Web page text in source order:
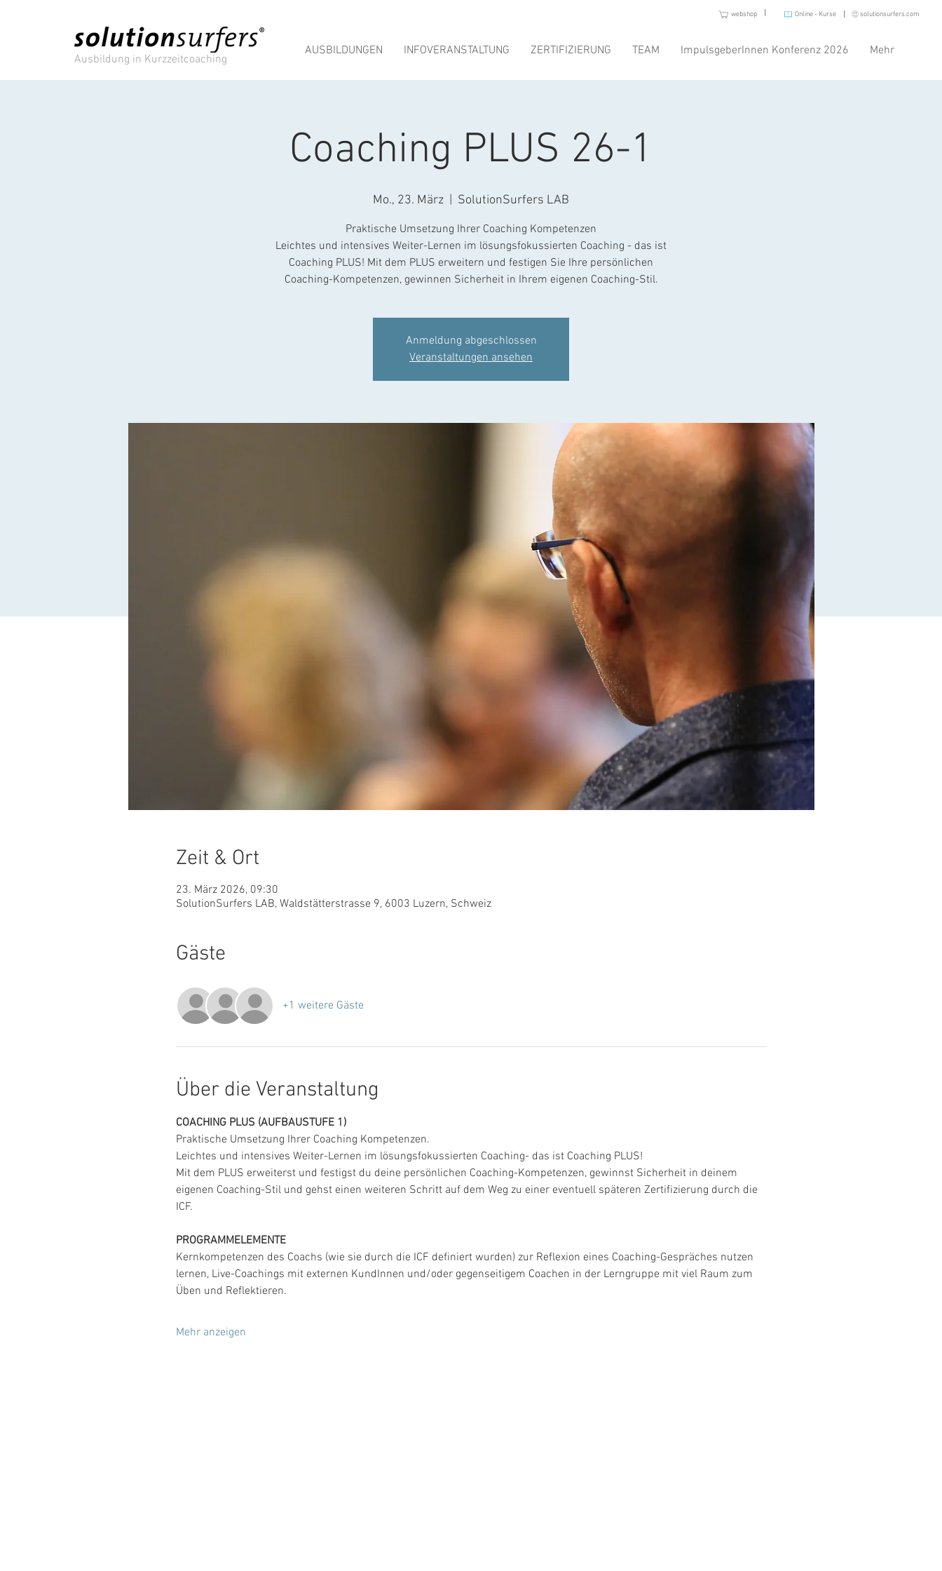
AUSBILDUNGEN INFOVERANSTALTUNG ZERTIFIZIERUNG TEAM ImpulsgeberInnen Konferenz 2026 Mehr
I
webshop Online - Kurse
I solutionsurfers.com
Ausbildung in Kurzzeitcoaching
Coaching PLUS 26-1
Mo., 23. März SolutionSurfers LAB
Praktische Umsetzung Ihrer Coaching Kompetenzen
Leichtes und intensives Weiter-Lernen im lösungsfokussierten Coaching - das ist
Coaching PLUS! Mit dem PLUS erweitern und festigen Sie Ihre persönlichen
Coaching-Kompetenzen, gewinnen Sicherheit in Ihrem eigenen Coaching-Stil.
Anmeldung abgeschlossen
Veranstaltungen ansehen
Zeit & Ort
23. März 2026, 09:30
SolutionSurfers LAB, Waldstätterstrasse 9, 6003 Luzern, Schweiz
Gäste
+1 weitere Gäste
Über die Veranstaltung
COACHING PLUS (AUFBAUSTUFE 1)
Praktische Umsetzung Ihrer Coaching Kompetenzen.
Leichtes und intensives Weiter-Lernen im lösungsfokussierten Coaching- das ist Coaching PLUS!
Mit dem PLUS erweiterst und festigst du deine persönlichen Coaching-Kompetenzen, gewinnst Sicherheit in deinem
eigenen Coaching-Stil und gehst einen weiteren Schritt auf dem Weg zu einer eventuell späteren Zertifizierung durch die
ICF.
PROGRAMMELEMENTE
Kernkompetenzen des Coachs (wie sie durch die ICF definiert wurden) zur Reflexion eines Coaching-Gespräches nutzen
lernen, Live-Coachings mit externen KundInnen und/oder gegenseitigem Coachen in der Lerngruppe mit viel Raum zum
Üben und Reflektieren.
Mehr anzeigen